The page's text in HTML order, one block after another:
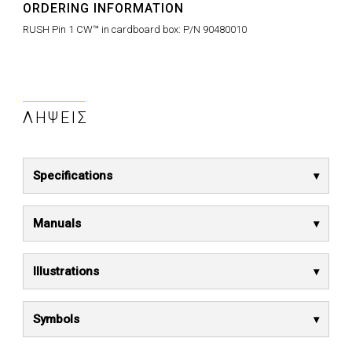
ORDERING INFORMATION
RUSH Pin 1 CW™ in cardboard box: P/N 90480010
ΛΉΨΕΙΣ
Specifications
Manuals
Illustrations
Symbols